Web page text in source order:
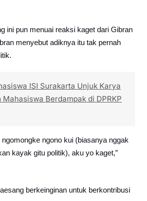
ini pun menuai reaksi kaget dari Gibran
menyebut adiknya itu tak pernah
ISI Surakarta Unjuk Karya
Berdampak di DPRKP
ngomongke ngono kui (biasanya nggak
kayak gitu politik), aku yo kaget,”
berkeinginan untuk berkontribusi